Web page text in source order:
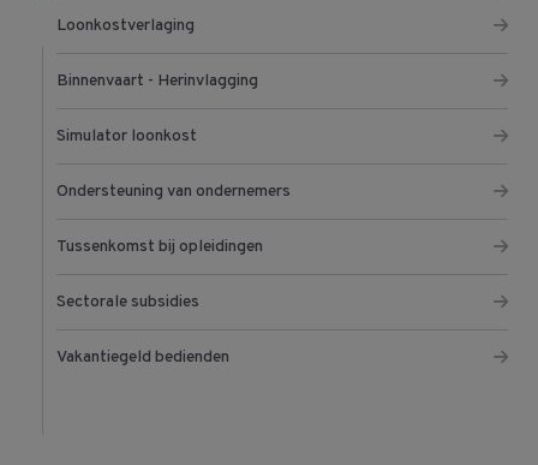
Loonkostverlaging
Binnenvaart - Herinvlagging
Simulator loonkost
Ondersteuning van ondernemers
Tussenkomst bij opleidingen
Sectorale subsidies
Vakantiegeld bedienden